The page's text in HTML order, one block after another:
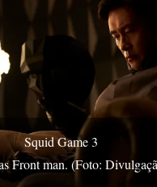
Squid Game 3
Front man. (Foto: